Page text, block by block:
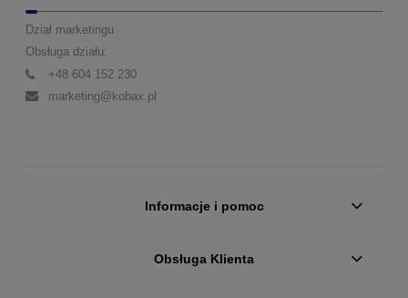
Dział marketingu
Obsługa działu:
+48 604 152 230
marketing@kobax.pl
Informacje i pomoc
Obsługa Klienta